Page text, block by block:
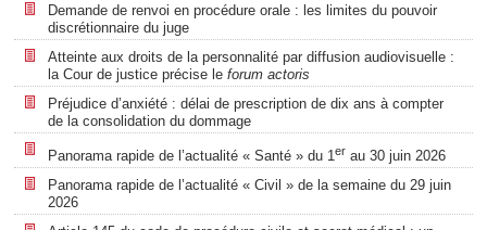
Demande de renvoi en procédure orale : les limites du pouvoir
discrétionnaire du juge
Atteinte aux droits de la personnalité par diffusion audiovisuelle :
la Cour de justice précise le forum actoris
Préjudice d’anxiété : délai de prescription de dix ans à compter
de la consolidation du dommage
Panorama rapide de l’actualité « Santé » du 1er au 30 juin 2026
Panorama rapide de l’actualité « Civil » de la semaine du 29 juin
2026